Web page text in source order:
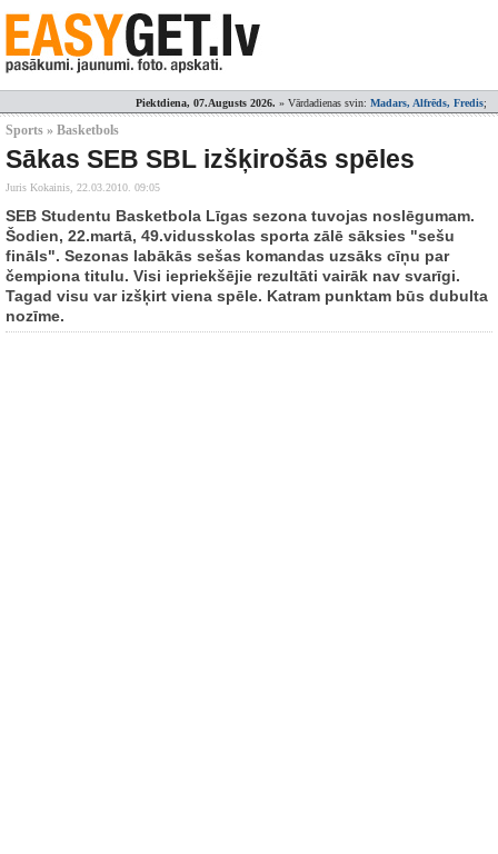
Piektdiena, 07.Augusts 2026. » Vārdadienas svin: Madars, Alfrēds, Fredis;
Sports » Basketbols
Sākas SEB SBL izšķirošās spēles
Juris Kokainis, 22.03.2010. 09:05
SEB Studentu Basketbola Līgas sezona tuvojas noslēgumam.
Šodien, 22.martā, 49.vidusskolas sporta zālē sāksies "sešu
fināls". Sezonas labākās sešas komandas uzsāks cīņu par
čempiona titulu. Visi iepriekšējie rezultāti vairāk nav svarīgi.
Tagad visu var izšķirt viena spēle. Katram punktam būs dubulta
nozīme.